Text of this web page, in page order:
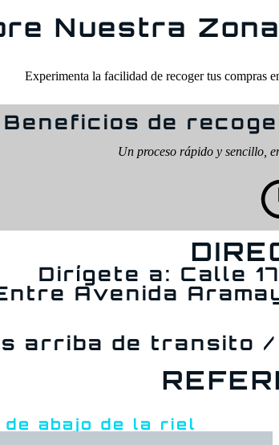
Nuestra
Experimenta la facilidad de recoger tus compras
Beneficios de
Un proceso rápido y sencillo,
Dirígete a: Calle
Avenida
arriba de transito
abajo de la riel